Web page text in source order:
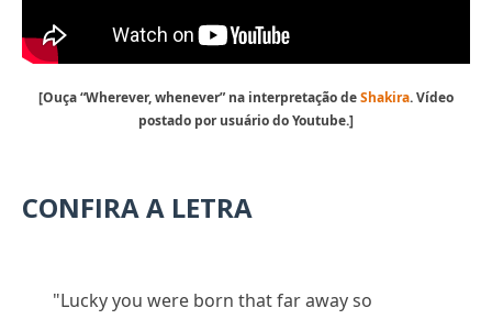
[Ouça “Wherever, whenever” na interpretação deShakira.Vídeo
postado por usuário do Youtube.]
CONFIRA A LETRA
"Lucky you were born that far away so